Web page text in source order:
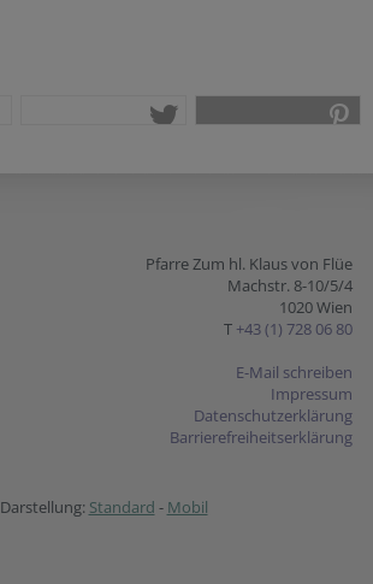
Pfarre Zum hl. Klaus von Flüe
Machstr. 8-10/5/4
1020 Wien
T +43 (1) 728 06 80
E-Mail schreiben
Impressum
Datenschutzerklärung
Barrierefreiheitserklärung
Darstellung: Standard - Mobil